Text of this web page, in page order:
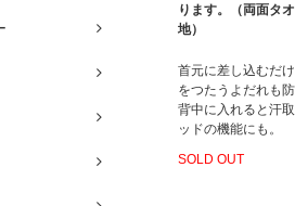
ります。（両面タ
地）
首元に差し込むだ
をつたうよだれも
背中に入れると汗
ッドの機能にも。
SOLD OUT